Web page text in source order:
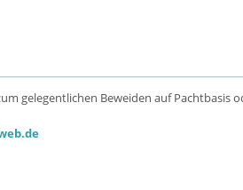
gelegentlichen Beweiden auf Pachtbasis